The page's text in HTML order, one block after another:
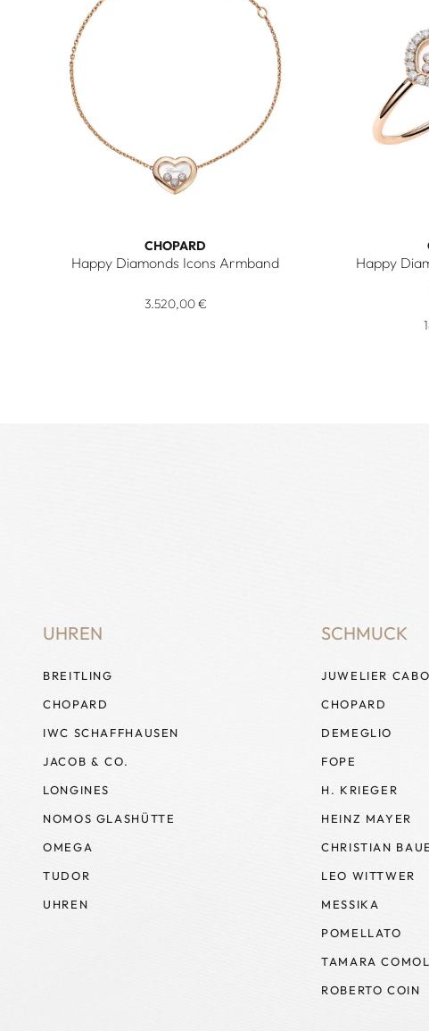
CHOPARD
Happy Diamonds Icons Armband
Chopard Happy Diamonds Icons Armband, Ref: 85A611-
3.520,00 €
Happy
Chopard
UHREN
BREITLING
CHOPARD
IWC SCHAFFHAUSEN
JACOB & CO.
LONGINES
NOMOS GLASHÜTTE
OMEGA
TUDOR
UHREN
SCHMUCK
JUWELIER
CHOPARD
DEMEGLIO
FOPE
H. KRIEGER
HEINZ MAYER
CHRISTIAN
LEO WITTWER
MESSIKA
POMELLATO
TAMARA
ROBERTO COIN